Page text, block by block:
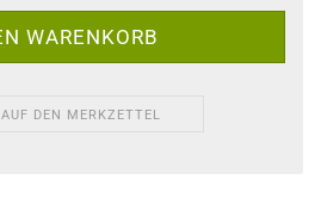
AUF DEN MERKZETTEL